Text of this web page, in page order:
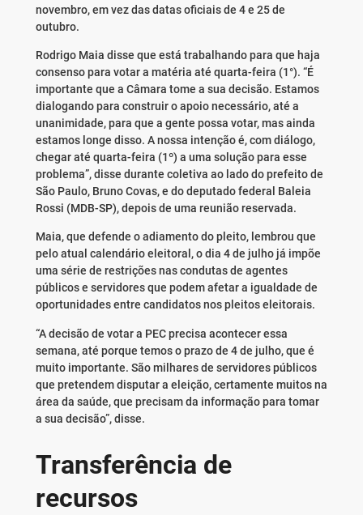
novembro, em vez das datas oficiais de 4 e 25 de
outubro.
Rodrigo Maia disse que está trabalhando para que haja
consenso para votar a matéria até quarta-feira (1°). “É
importante que a Câmara tome a sua decisão. Estamos
dialogando para construir o apoio necessário, até a
unanimidade, para que a gente possa votar, mas ainda
estamos longe disso. A nossa intenção é, com diálogo,
chegar até quarta-feira (1º) a uma solução para esse
problema”, disse durante coletiva ao lado do prefeito de
São Paulo, Bruno Covas, e do deputado federal Baleia
Rossi (MDB-SP), depois de uma reunião reservada.
Maia, que defende o adiamento do pleito, lembrou que
pelo atual calendário eleitoral, o dia 4 de julho já impõe
uma série de restrições nas condutas de agentes
públicos e servidores que podem afetar a igualdade de
oportunidades entre candidatos nos pleitos eleitorais.
“A decisão de votar a PEC precisa acontecer essa
semana, até porque temos o prazo de 4 de julho, que é
muito importante. São milhares de servidores públicos
que pretendem disputar a eleição, certamente muitos na
área da saúde, que precisam da informação para tomar
a sua decisão”, disse.
Transferência de
recursos